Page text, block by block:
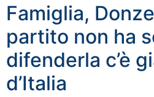
Famiglia,
partito non ha
difenderla c’è
d’Italia